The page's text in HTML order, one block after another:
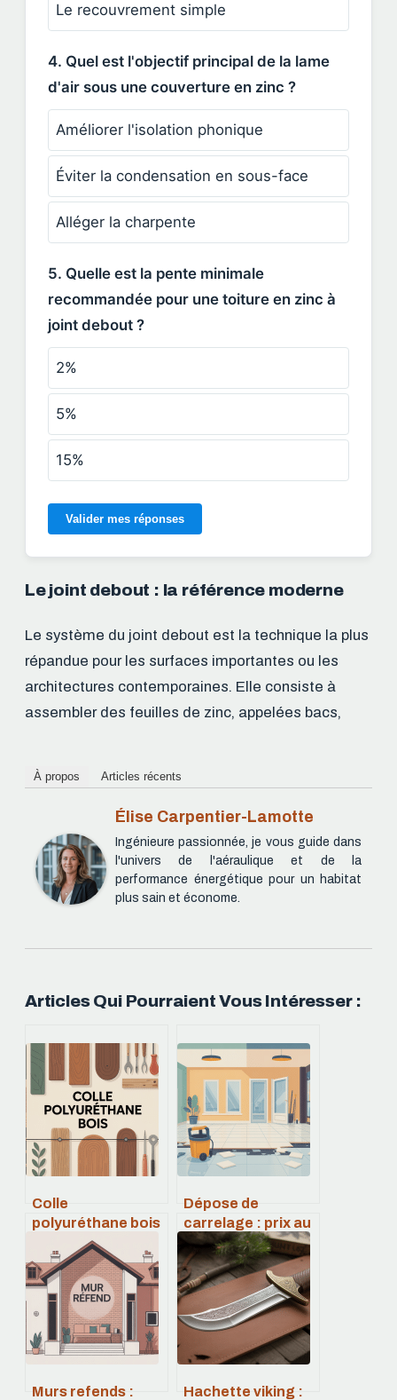
Le recouvrement simple
4. Quel est l'objectif principal de la lame
d'air sous une couverture en zinc ?
Améliorer l'isolation phonique
Éviter la condensation en sous-face
Alléger la charpente
5. Quelle est la pente minimale
recommandée pour une toiture en zinc à
joint debout ?
2%
5%
15%
Valider mes réponses
Le joint debout : la référence moderne
Le système du joint debout est la technique la plus
répandue pour les surfaces importantes ou les
architectures contemporaines. Elle consiste à
assembler des feuilles de zinc, appelées bacs,
À propos Articles récents
Élise Carpentier-Lamotte
Ingénieure passionnée, je vous guide dans
l'univers de l'aéraulique et de la
performance énergétique pour un habitat
plus sain et économe.
Articles Qui Pourraient Vous Intéresser :
Colle
polyuréthane bois
: guide complet
pour un collage
puissant et
durable
Dépose de
carrelage : prix au
m², méthodes et
points de vigilance
Murs refends :
Hachette viking :